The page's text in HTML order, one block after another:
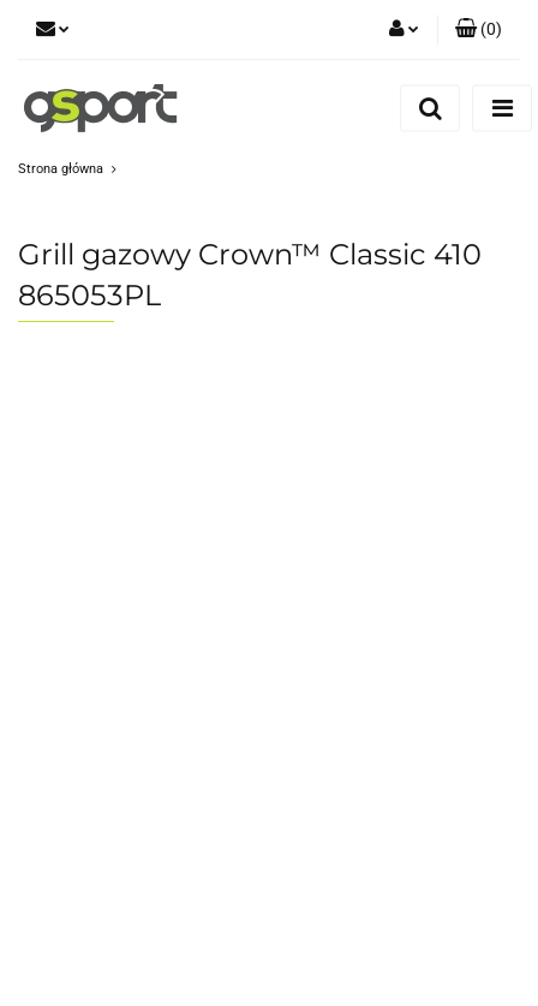
(0)
Strona główna
Grill gazowy Crown™ Classic 410
865053PL